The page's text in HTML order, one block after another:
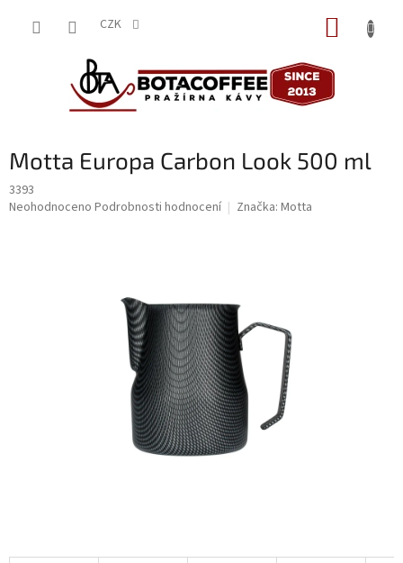
CZK
Motta Europa Carbon Look 500 ml
3393
Průměrné
Neohodnoceno Podrobnosti hodnocení Značka: Motta